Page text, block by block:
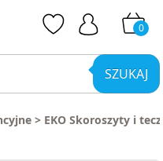
0
SZUKAJ
> EKO Skoroszyty i